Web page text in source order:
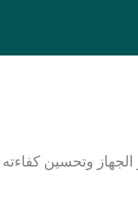
وتحسين كفاءته 19224